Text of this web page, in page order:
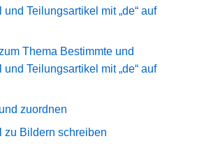
Teilungsartikel mit „de“ auf
Thema Bestimmte und
Teilungsartikel mit „de“ auf
zuordnen
zu Bildern schreiben